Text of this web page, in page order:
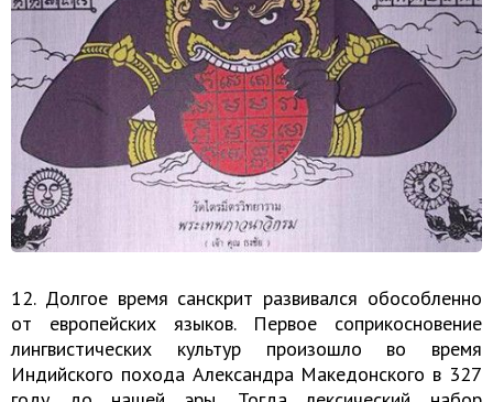
12. Долгое время санскрит развивался обособленно
от европейских языков. Первое соприкосновение
лингвистических культур произошло во время
Индийского похода Александра Македонского в 327